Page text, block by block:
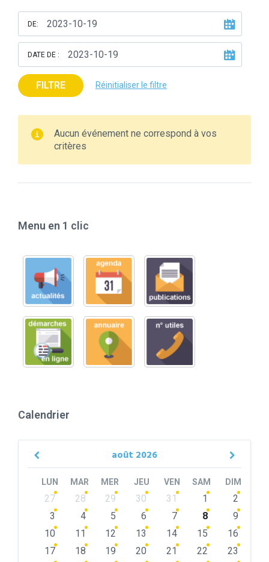
DE:
DATE DE :
FILTRE Réinitialiser le filtre
Aucun événement ne correspond à vos
critères
Menu en 1 clic
Calendrier
août 2026
Previous
LUN MAR MER JEU VEN SAM DIM
Skip
calendar
27 28 29 30 31 1
2
3
4 5 6 7 8
9
10
11 12 13 14 15
16
17
18 19 20 21 22
23